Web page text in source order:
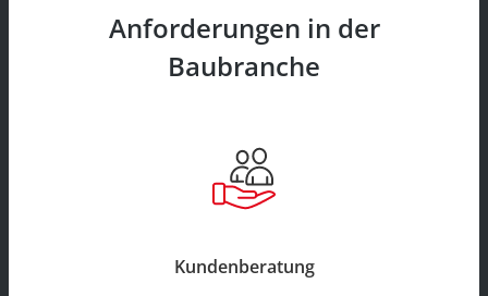
Anforderungen in der
Baubranche
Kundenberatung